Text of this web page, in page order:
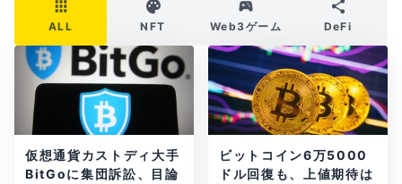
ALL NFT Web3ゲーム DeFi
仮想通貨カストディ大手
BitGoに集団訴訟、目論
ビットコイン6万5000
ドル回復も、上値期待は